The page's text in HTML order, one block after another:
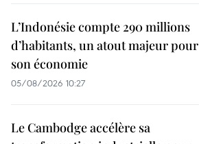
L’Indonésie compte 290 millions
d’habitants, un atout majeur pour
son économie
05/08/2026 10:27
Le Cambodge accélère sa